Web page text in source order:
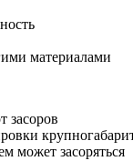
материалами
засоров
может засоряться